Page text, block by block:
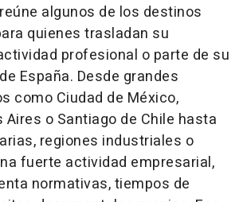
algunos de los destinos
quienes trasladan su
profesional o parte de su
España. Desde grandes
como Ciudad de México,
Aires o Santiago de Chile hasta
regiones industriales o
fuerte actividad empresarial,
normativas, tiempos de